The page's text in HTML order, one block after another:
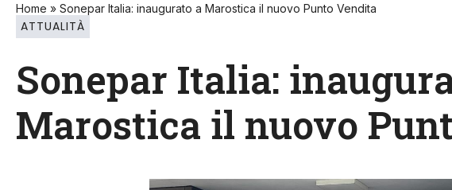
Home » Sonepar Italia: inaugurato a Marostica il nuovo Punto Vendita
ATTUALITÀ
Sonepar Italia:
Marostica il nuovo